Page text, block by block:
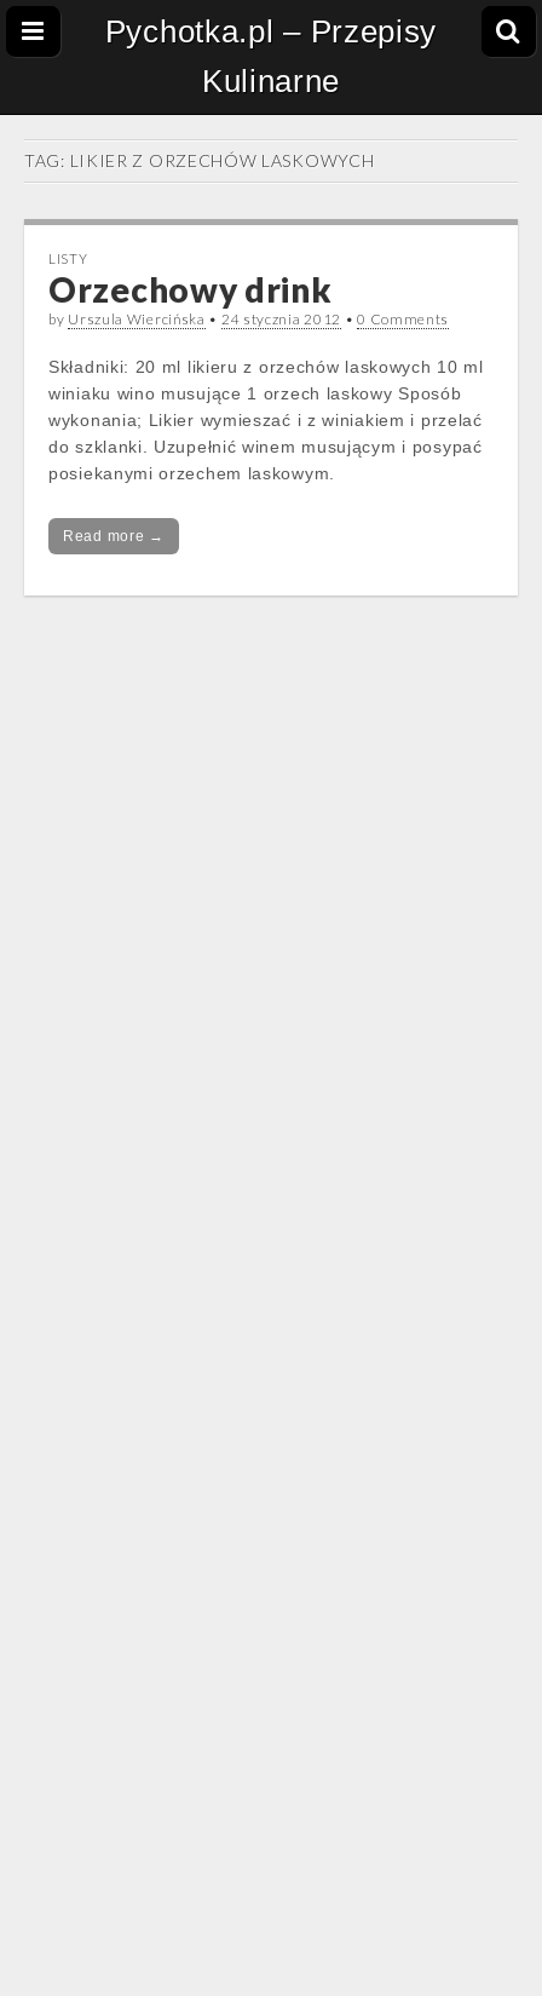
Pychotka.pl – Przepisy
Kulinarne
TAG: LIKIER Z ORZECHÓW LASKOWYCH
LISTY
Orzechowy drink
by Urszula Wiercińska • 24 stycznia 2012 •0 Comments
Składniki: 20 ml likieru z orzechów laskowych 10 ml
winiaku wino musujące 1 orzech laskowy Sposób
wykonania; Likier wymieszać i z winiakiem i przelać
do szklanki. Uzupełnić winem musującym i posypać
posiekanymi orzechem laskowym.
Read more →